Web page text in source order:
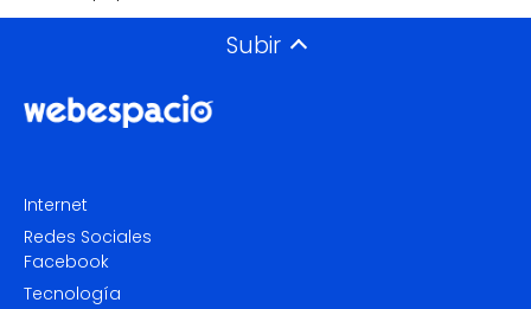
Subir
Internet
Redes Sociales
Facebook
Tecnología